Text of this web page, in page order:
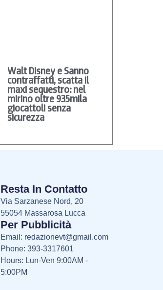
Walt Disney e Sanno
contraffatti, scatta il
maxi sequestro: nel
mirino oltre 935mila
giocattoli senza
sicurezza
Resta In Contatto
Via Sarzanese Nord, 20
55054 Massarosa Lucca
Per Pubblicità
Email: redazionevt@gmail.com
Phone: 393-3317601
Hours: Lun-Ven 9:00AM -
5:00PM